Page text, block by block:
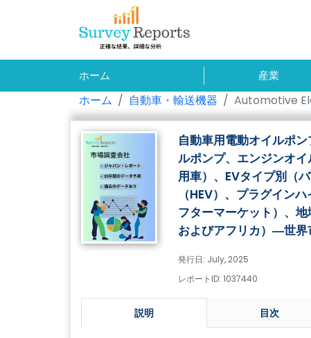
ホーム 産業
ホーム 自動車・輸送機器 Automotive
自動車用電動オイルポ
ルポンプ、エンジンオ
用車）、EVタイプ別（
（HEV）、プラグイン
フターマーケット）、
およびアフリカ）―世界
発行日: July, 2025
レポートID: 1037440
説明 目次